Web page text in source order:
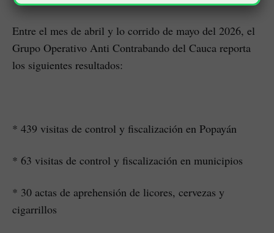
Entre el mes de abril y lo corrido de mayo del 2026, el
Grupo Operativo Anti Contrabando del Cauca reporta
los siguientes resultados:
* 439 visitas de control y fiscalización en Popayán
* 63 visitas de control y fiscalización en municipios
* 30 actas de aprehensión de licores, cervezas y
cigarrillos